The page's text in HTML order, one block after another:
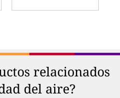
relacionados
del aire?